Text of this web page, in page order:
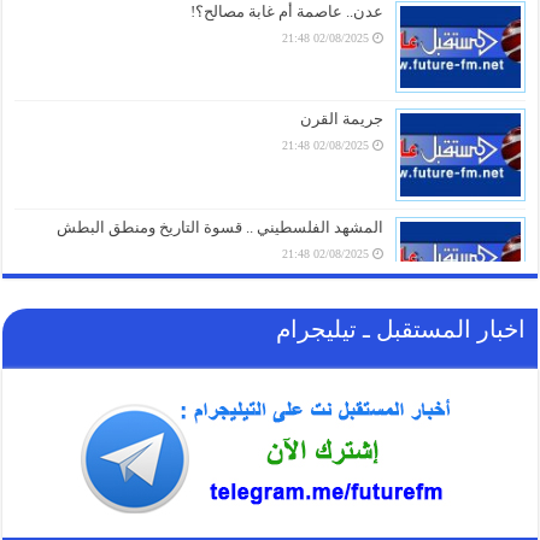
عدن.. عاصمة أم غابة مصالح؟!
02/08/2025 21:48
جريمة القرن
02/08/2025 21:48
المشهد الفلسطيني .. قسوة التاريخ ومنطق البطش
02/08/2025 21:48
اخبار المستقبل ـ تيليجرام